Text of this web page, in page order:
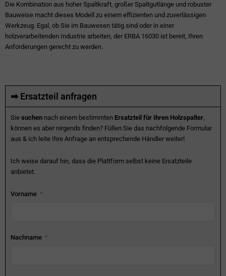
Die Kombination aus hoher Spaltkraft, großer Spaltgutlänge und robuster
Bauweise macht dieses Modell zu einem effizienten und zuverlässigen
Werkzeug. Egal, ob Sie im Bauwesen tätig sind oder in einer
holzverarbeitenden Industrie arbeiten, der ERBA 16030 ist bereit, Ihren
Anforderungen gerecht zu werden.
➡ Ersatzteil anfragen
Sie suchen nach einem bestimmten Ersatzteil für Ihren Holzspalter,
können es aber nirgends finden? Füllen Sie das nachfolgende Formular
aus & ich leite Ihre Anfrage an entsprechende Händler weiter!
Ich weise darauf hin, dass die Plattform selbst keine Ersatzteile
anbietet.
Vorname
Nachname